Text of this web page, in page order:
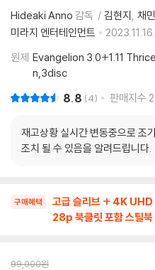
Hideaki Anno 감독 김현지 채
미라지 엔터테인먼트
2023.11.16.
원제 Evangelion 3.0+1.11
n,3disc
8.8 4 판매지수
재고상황 실시간 변동중으로 조
조치 될 수 있음을 알려드립니다.
구매혜택
고급 슬리브 + 4K UHD
28p 북클릿 포함 스틸북
99,000원